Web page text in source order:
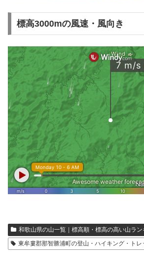
標高3000mの風速・風向き
和歌山県の山一覧｜標高順・標高の高い山ラン
東牟婁郡那智勝浦町の登山・ハイキング・トレ